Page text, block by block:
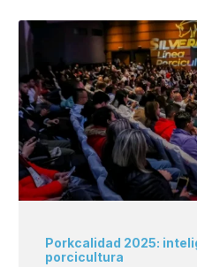
Porkcalidad 2025:
porcicultura